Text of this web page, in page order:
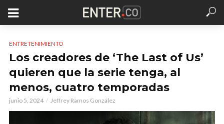
ENTRETENIMIENTO
Los creadores de ‘The Last of Us’
quieren que la serie tenga, al
menos, cuatro temporadas
junio 5, 2024 Jeffrey Ramos González